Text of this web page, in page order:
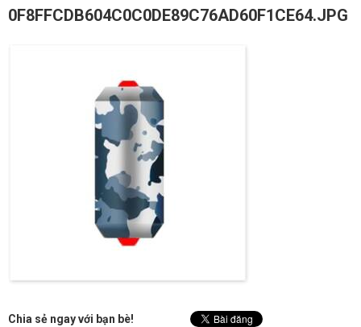
0F8FFCDB604C0C0DE89C76AD60F1CE64.JPG
Chia sẻ ngay với bạn bè!